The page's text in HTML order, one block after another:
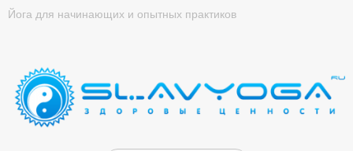
Йога для начинающих и опытных практиков